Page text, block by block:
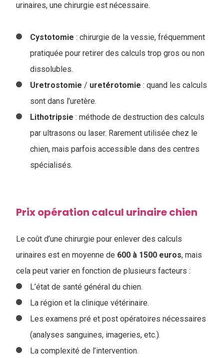
urinaires, une chirurgie est nécessaire.
Cystotomie : chirurgie de la vessie, fréquemment
pratiquée pour retirer des calculs trop gros ou non
dissolubles.
Uretrostomie / uretérotomie : quand les calculs
sont dans l’uretère.
Lithotripsie : méthode de destruction des calculs
par ultrasons ou laser. Rarement utilisée chez le
chien, mais parfois accessible dans des centres
spécialisés.
Prix opération calcul urinaire chien
Le coût d’une chirurgie pour enlever des calculs
urinaires est en moyenne de 600 à 1500 euros, mais
cela peut varier en fonction de plusieurs facteurs :
L’état de santé général du chien.
La région et la clinique vétérinaire.
Les examens pré et post opératoires nécessaires
(analyses sanguines, imageries, etc.).
La complexité de l’intervention.